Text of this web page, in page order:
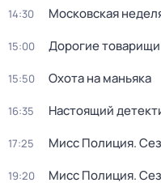
14:30 Московская
15:00 Дорогие товарищи
15:50 Охота на маньяка
16:35 Настоящий
17:25 Мисс Полиция.
19:20 Мисс Полиция.